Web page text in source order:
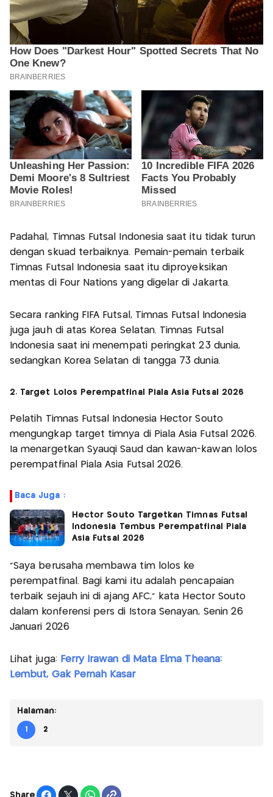
Padahal, Timnas Futsal Indonesia saat itu tidak turun
dengan skuad terbaiknya. Pemain-pemain terbaik
Timnas Futsal Indonesia saat itu diproyeksikan
mentas di Four Nations yang digelar di Jakarta.
Secara ranking FIFA Futsal, Timnas Futsal Indonesia
juga jauh di atas Korea Selatan. Timnas Futsal
Indonesia saat ini menempati peringkat 23 dunia,
sedangkan Korea Selatan di tangga 73 dunia.
2. Target Lolos Perempatfinal Piala Asia Futsal 2026
Pelatih Timnas Futsal Indonesia Hector Souto
mengungkap target timnya di Piala Asia Futsal 2026.
Ia menargetkan Syauqi Saud dan kawan-kawan lolos
perempatfinal Piala Asia Futsal 2026.
Baca Juga :
Hector Souto Targetkan Timnas Futsal
Indonesia Tembus Perempatfinal Piala
Asia Futsal 2026
“Saya berusaha membawa tim lolos ke
perempatfinal. Bagi kami itu adalah pencapaian
terbaik sejauh ini di ajang AFC,” kata Hector Souto
dalam konferensi pers di Istora Senayan, Senin 26
Januari 2026
Lihat juga: Ferry Irawan di Mata Elma Theana:
Lembut, Gak Pernah Kasar
Halaman:
1 2
Share